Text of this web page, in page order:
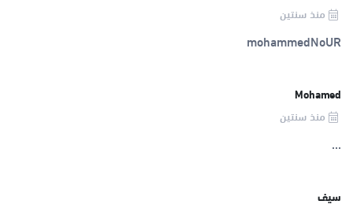
منذ سنتين
mohammedNoUR
Mohamed
منذ سنتين
...
سيف